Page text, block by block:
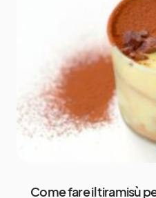
Come fare il tiramisù